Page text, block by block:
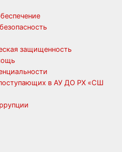
защищенность
в АУ ДО РХ «СШ